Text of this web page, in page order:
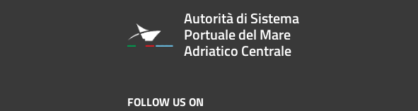
Autorità di Sistema
Portuale del Mare
Adriatico Centrale
FOLLOW US ON